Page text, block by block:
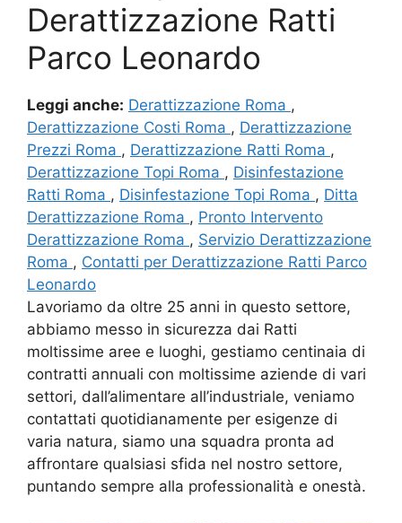
Derattizzazione Ratti
Parco Leonardo
Leggi anche: Derattizzazione Roma ,
Derattizzazione Costi Roma , Derattizzazione
Prezzi Roma , Derattizzazione Ratti Roma ,
Derattizzazione Topi Roma , Disinfestazione
Ratti Roma , Disinfestazione Topi Roma , Ditta
Derattizzazione Roma , Pronto Intervento
Derattizzazione Roma , Servizio Derattizzazione
Roma , Contatti per Derattizzazione Ratti Parco
Leonardo
Lavoriamo da oltre 25 anni in questo settore,
abbiamo messo in sicurezza dai Ratti
moltissime aree e luoghi, gestiamo centinaia di
contratti annuali con moltissime aziende di vari
settori, dall’alimentare all’industriale, veniamo
contattati quotidianamente per esigenze di
varia natura, siamo una squadra pronta ad
affrontare qualsiasi sfida nel nostro settore,
puntando sempre alla professionalità e onestà.